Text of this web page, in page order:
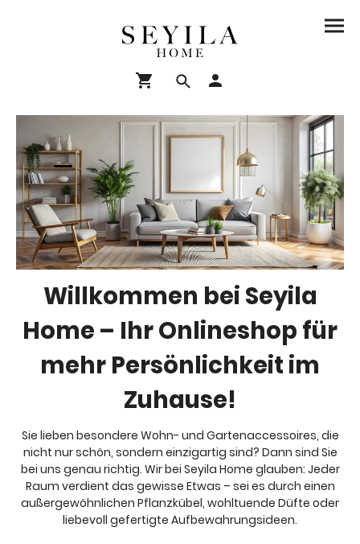
Willkommen bei Seyila
Home – Ihr Onlineshop für
mehr Persönlichkeit im
Zuhause!
Sie lieben besondere Wohn- und Gartenaccessoires, die
nicht nur schön, sondern einzigartig sind? Dann sind Sie
bei uns genau richtig. Wir bei Seyila Home glauben: Jeder
Raum verdient das gewisse Etwas – sei es durch einen
außergewöhnlichen Pflanzkübel, wohltuende Düfte oder
liebevoll gefertigte Aufbewahrungsideen.